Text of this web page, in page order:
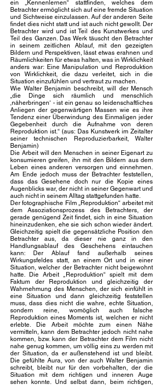
ein „Kennenlernen“ stattfinden, welches dem
Betrachter ermöglicht sich auf eine fremde Situation
und Sichtweise einzulassen. Auf der anderen Seite
findet dies nicht statt und ist auch nicht gewollt. Der
Betrachter wird und ist Teil des Kunstwerkes und
Teil des Ganzen. Das Werk täuscht den Betrachter
in seinem zeitlichen Ablauf, mit den gezeigten
Bildern und Perspektiven, lässt etwas erahnen und
Räumlichkeiten für etwas halten, was in Wirklichkeit
anders war: Eine Manipulation und Reproduktion
von Wirklichkeit, die dazu verleitet, sich in die
Situation einzufühlen und vertraut zu machen.
Wie Walter Benjamin beschreibt, will der Mensch
„die Dinge sich räumlich und menschlich
‚näherbringen‘ - ist ein genau so leidenschaftliches
Anliegen der gegenwärtigen Massen wie es ihre
Tendenz einer Überwindung des Einmaligen jeder
Gegebenheit durch die Aufnahme von deren
Reproduktion ist.“ (aus: Das Kunstwerk im Zeitalter
seiner technischen Reproduzierbarkeit, Walter
Benjamin)
Die Arbeit will den Menschen in seiner Eigenart zu
konsumieren greifen, ihn mit den Bildern aus dem
Leben eines anderen versorgen und einnehmen.
Am Ende jedoch muss der Betrachter feststellen,
dass das Gesehene doch nur die Kopie eines
Augenblicks war, der nicht in seiner Gegenwart und
auch nicht in seinem Alltag stattgefunden hatte.
Der fotographische Film „Reproduktion“ arbeitet mit
dem Assoziationsprozess des Betrachters, der
gerade genügend Zeit findet, sich in eine Situation
hineinzudenken, ehe sie sich schon wieder ändert.
Gleichzeitig spielt die gegensätzliche Position den
Betrachter aus, da dieser nie ganz in den
Handlungsablauf des Geschehens eintauchen
kann: Der Ablauf fand außerhalb seines
Wirkungsfeldes statt, an einem Ort und in einer
Situation, welcher der Betrachter nicht beigewohnt
hatte. Die Arbeit „Reproduktion“ spielt mit dem
Faktum der Reproduktion und gleichzeitig der
Wahrnehmung des Menschen, der sich einfühlt in
eine Situation und dann gleichzeitig feststellen
muss, dass dies nicht die wahre, echte Situation,
sondern reine, womöglich auch falsche
Reproduktion eines Moments ist, welchen er nicht
erlebte. Die Arbeit möchte zum einen Nähe
vermitteln, kann dem Betrachter jedoch nicht nahe
kommen, bzw. kann der Betrachter dem Film nicht
nahe genug kommen, um völlig eins zu werden mit
der Situation, da er außenstehend ist und bleibt.
Die gefühlte Aura, von der auch Walter Benjamin
schreibt, bleibt nur für den vorbehalten, der die
Situation mit dem richtigen und inneren Auge
sehen konnte. Und selbst dann, beim richtigen,